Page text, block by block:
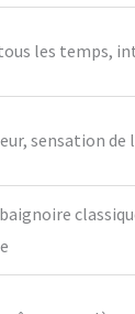
les temps,
sensation